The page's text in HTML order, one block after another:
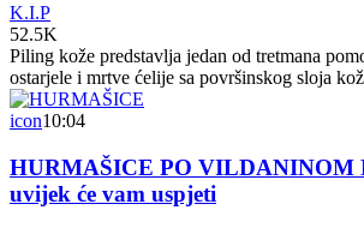
K.I.P
52.5K
Piling kože predstavlja jedan od tretmana
ostarjele i mrtve ćelije sa površinskog sloja
icon10:04
HURMAŠICE PO VILDANINOM
uvijek će vam uspjeti